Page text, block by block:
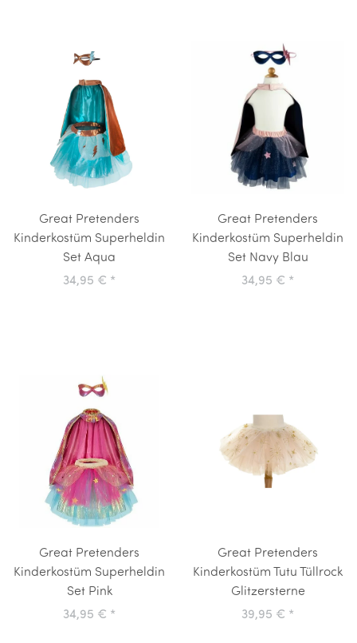
Great Pretenders
Kinderkostüm Superheldin
Set Aqua
34,95 € *
Great Pretenders
Kinderkostüm Superheldin
Set Navy Blau
34,95 € *
Great Pretenders
Kinderkostüm Superheldin
Set Pink
34,95 € *
Great Pretenders
Kinderkostüm Tutu Tüllrock
Glitzersterne
39,95 € *